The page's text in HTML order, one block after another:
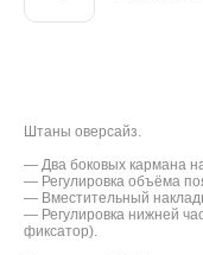
Штаны оверсайз.
— Два боковых кармана
— Регулировка объёма
— Вместительный
— Регулировка нижней
фиксатор).